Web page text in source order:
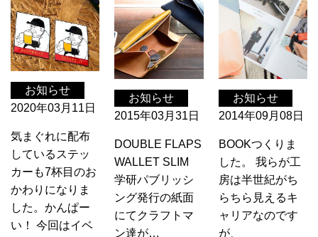
お知らせ
2020年03月11日
気まぐれに配布
しているステッ
カーも7杯目のお
かわりになりま
した。かんぱー
い！ 今回はイベ
お知らせ
2015年03月31日
DOUBLE FLAPS
WALLET SLIM
学研パブリッシ
ング発行の紙面
にてクラフトマ
ン達が…
お知らせ
2014年09月08日
BOOKつくりま
した。 我らが工
房は半世紀がち
らちら見えるキ
ャリアなのです
が、